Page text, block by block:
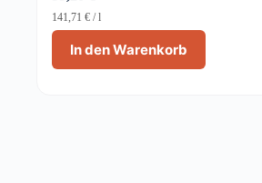
In den Warenkorb
141,71 € /l